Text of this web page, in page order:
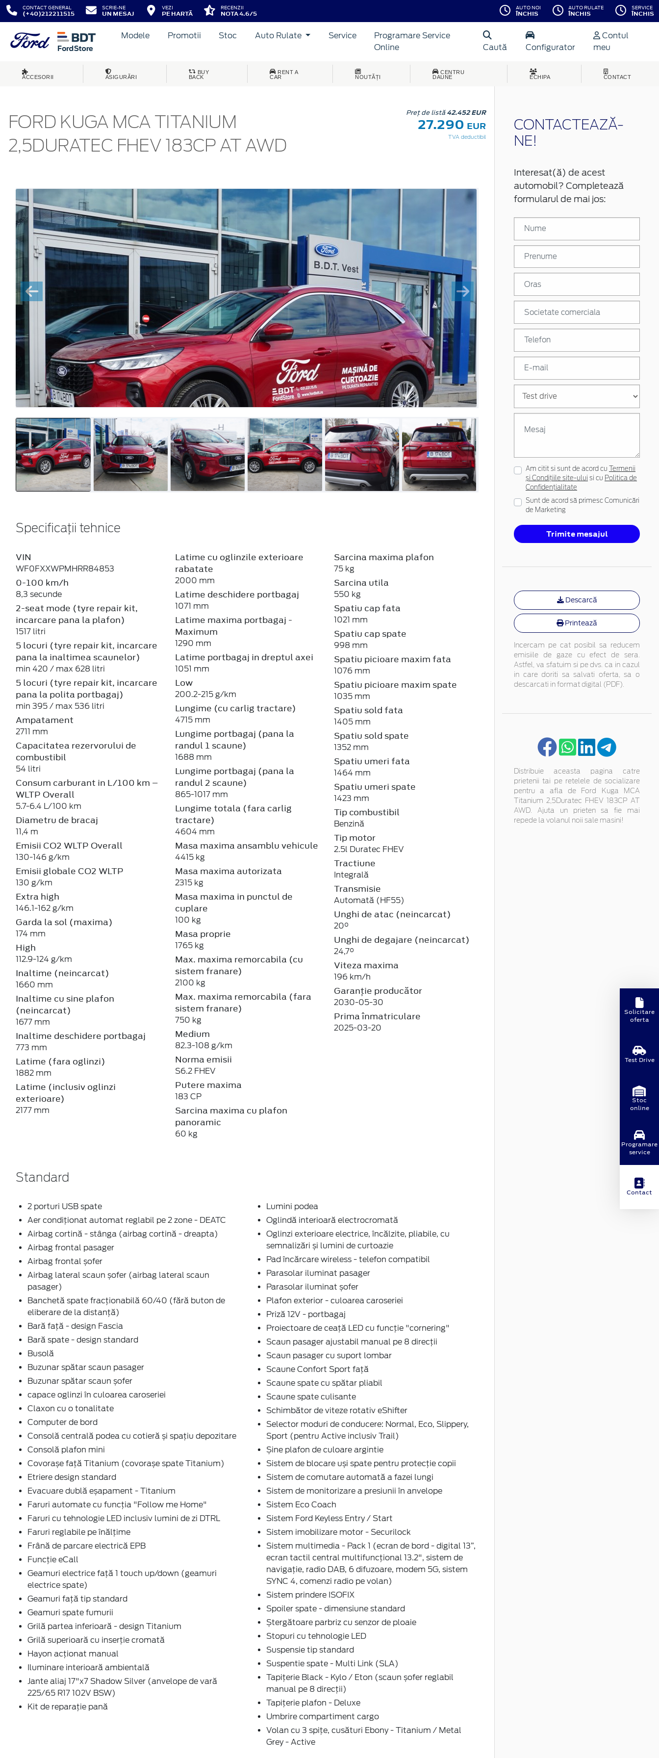
CONTACT GENERAL
(+40)212211515
SCRIE-NE
UN MESAJ
VEZI
PE HARTĂ
RECENZII
NOTA 4.6/5
AUTO NOI
ÎNCHIS
AUTO RULATE
ÎNCHIS
SERVICE
ÎNCHIS
Modele Promotii Stoc Auto Rulate Service
Programare Service
Online
Caută Configurator
Contul
meu
ACCESORII ASIGURĂRI
BUY
BACK
RENT A
CAR
NOUTĂȚI
CENTRU
DAUNE
ECHIPA CONTACT
FORD KUGA MCA TITANIUM
2,5DURATEC FHEV 183CP AT AWD
Preț de listă42.452 EUR
27.290 EUR
TVA deductibil
Specificații tehnice
VIN
WF0FXXWPMHRR84853
0-100 km/h
8,3 secunde
2-seat mode (tyre repair kit,
incarcare pana la plafon)
1517 litri
5 locuri (tyre repair kit, incarcare
pana la inaltimea scaunelor)
min 420 / max 628 litri
5 locuri (tyre repair kit, incarcare
pana la polita portbagaj)
min 395 / max 536 litri
Ampatament
2711 mm
Capacitatea rezervorului de
combustibil
54 litri
Consum carburant in L/100 km –
WLTP Overall
5.7-6.4 L/100 km
Diametru de bracaj
11,4 m
Emisii CO2 WLTP Overall
130-146 g/km
Emisii globale CO2 WLTP
130 g/km
Extra high
146.1-162 g/km
Garda la sol (maxima)
174 mm
High
112.9-124 g/km
Inaltime (neincarcat)
1660 mm
Inaltime cu sine plafon
(neincarcat)
1677 mm
Inaltime deschidere portbagaj
773 mm
Latime (fara oglinzi)
1882 mm
Latime (inclusiv oglinzi
exterioare)
2177 mm
Latime cu oglinzile exterioare
rabatate
2000 mm
Latime deschidere portbagaj
1071 mm
Latime maxima portbagaj -
Maximum
1290 mm
Latime portbagaj in dreptul axei
1051 mm
Low
200.2-215 g/km
Lungime (cu carlig tractare)
4715 mm
Lungime portbagaj (pana la
randul 1 scaune)
1688 mm
Lungime portbagaj (pana la
randul 2 scaune)
865-1017 mm
Lungime totala (fara carlig
tractare)
4604 mm
Masa maxima ansamblu vehicule
4415 kg
Masa maxima autorizata
2315 kg
Masa maxima in punctul de
cuplare
100 kg
Masa proprie
1765 kg
Max. maxima remorcabila (cu
sistem franare)
2100 kg
Max. maxima remorcabila (fara
sistem franare)
750 kg
Medium
82.3-108 g/km
Norma emisii
S6.2 FHEV
Putere maxima
183 CP
Sarcina maxima cu plafon
panoramic
60 kg
Sarcina maxima plafon
75 kg
Sarcina utila
550 kg
Spatiu cap fata
1021 mm
Spatiu cap spate
998 mm
Spatiu picioare maxim fata
1076 mm
Spatiu picioare maxim spate
1035 mm
Spatiu sold fata
1405 mm
Spatiu sold spate
1352 mm
Spatiu umeri fata
1464 mm
Spatiu umeri spate
1423 mm
Tip combustibil
Benzină
Tip motor
2.5l Duratec FHEV
Tractiune
Integrală
Transmisie
Automată (HF55)
Unghi de atac (neincarcat)
20°
Unghi de degajare (neincarcat)
24,7°
Viteza maxima
196 km/h
Garanție producător
2030-05-30
Prima înmatriculare
2025-03-20
Standard
2 porturi USB spate
Aer condiționat automat reglabil pe 2 zone - DEATC
Airbag cortină - stânga (airbag cortină - dreapta)
Airbag frontal pasager
Airbag frontal șofer
Airbag lateral scaun șofer (airbag lateral scaun
pasager)
Banchetă spate fracționabilă 60/40 (fără buton de
eliberare de la distanță)
Bară față - design Fascia
Bară spate - design standard
Busolă
Buzunar spătar scaun pasager
Buzunar spătar scaun șofer
capace oglinzi în culoarea caroseriei
Claxon cu o tonalitate
Computer de bord
Consolă centrală podea cu cotieră și spațiu depozitare
Consolă plafon mini
Covorașe față Titanium (covorașe spate Titanium)
Etriere design standard
Evacuare dublă eșapament - Titanium
Faruri automate cu funcția "Follow me Home"
Faruri cu tehnologie LED inclusiv lumini de zi DTRL
Faruri reglabile pe înălțime
Frână de parcare electrică EPB
Funcție eCall
Geamuri electrice față 1 touch up/down (geamuri
electrice spate)
Geamuri față tip standard
Geamuri spate fumurii
Grilă partea inferioară - design Titanium
Grilă superioară cu inserție cromată
Hayon acționat manual
Iluminare interioară ambientală
Jante aliaj 17"x7 Shadow Silver (anvelope de vară
225/65 R17 102V BSW)
Kit de reparație pană
Lumini podea
Oglindă interioară electrocromată
Oglinzi exterioare electrice, încălzite, pliabile, cu
semnalizări și lumini de curtoazie
Pad încărcare wireless - telefon compatibil
Parasolar iluminat pasager
Parasolar iluminat șofer
Plafon exterior - culoarea caroseriei
Priză 12V - portbagaj
Proiectoare de ceață LED cu funcție "cornering"
Scaun pasager ajustabil manual pe 8 direcții
Scaun pasager cu suport lombar
Scaune Confort Sport față
Scaune spate cu spătar pliabil
Scaune spate culisante
Schimbător de viteze rotativ eShifter
Selector moduri de conducere: Normal, Eco, Slippery,
Sport (pentru Active inclusiv Trail)
Șine plafon de culoare argintie
Sistem de blocare uși spate pentru protecție copii
Sistem de comutare automată a fazei lungi
Sistem de monitorizare a presiunii în anvelope
Sistem Eco Coach
Sistem Ford Keyless Entry / Start
Sistem imobilizare motor - Securilock
Sistem multimedia - Pack 1 (ecran de bord - digital 13”,
ecran tactil central multifuncțional 13.2", sistem de
navigație, radio DAB, 6 difuzoare, modem 5G, sistem
SYNC 4, comenzi radio pe volan)
Sistem prindere ISOFIX
Spoiler spate - dimensiune standard
Ștergătoare parbriz cu senzor de ploaie
Stopuri cu tehnologie LED
Suspensie tip standard
Suspentie spate - Multi Link (SLA)
Tapițerie Black - Kylo / Eton (scaun șofer reglabil
manual pe 8 direcții)
Tapițerie plafon - Deluxe
Umbrire compartiment cargo
Volan cu 3 spițe, cusături Ebony - Titanium / Metal
Grey - Active
CONTACTEAZĂ-
NE!
Interesat(ă) de acest
automobil? Completează
formularul de mai jos:
Am citit si sunt de acord cu
Termenii
și Condițiile site-ului si cu Politica de
Confidențialitate
Sunt de acord să primesc Comunicări
de Marketing
Trimite mesajul
Descarcă
Printează
Incercam pe cat posibil sa reducem
emisiile de gaze cu efect de sera.
Astfel, va sfatuim si pe dvs. ca in cazul
in care doriti sa salvati oferta, sa o
descarcati in format digital (PDF).
Distribuie aceasta pagina catre
prietenii tai pe retelele de socializare
pentru a afla de Ford Kuga MCA
Titanium 2,5Duratec FHEV 183CP AT
AWD. Ajuta un prieten sa fie mai
repede la volanul noii sale masini!
Solicitare
oferta
Test Drive
Stoc
online
Programare
service
Contact